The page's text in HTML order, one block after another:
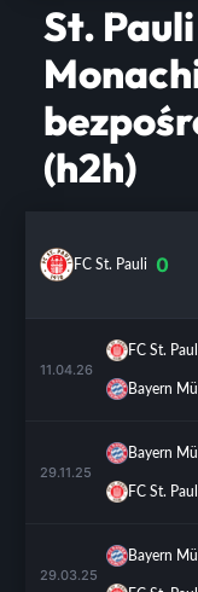
St.
(h2h)
FC St. Pauli 0
11.04.26
FC St.
Bayern
29.11.25
Bayern
FC St.
29.03.25
Bayern